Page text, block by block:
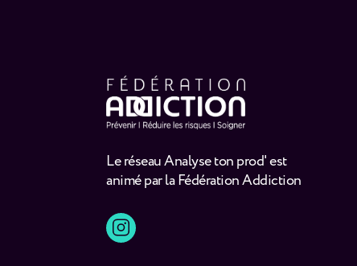
Le réseau Analyse ton prod' est
animé par la Fédération Addiction